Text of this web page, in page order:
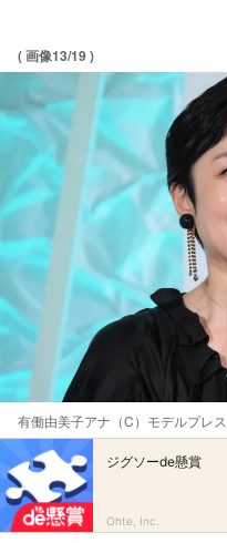
( 画像13/19 )
有働由美子アナ（C）モデルプレス
ジグソーde懸賞
Ohte, Inc.